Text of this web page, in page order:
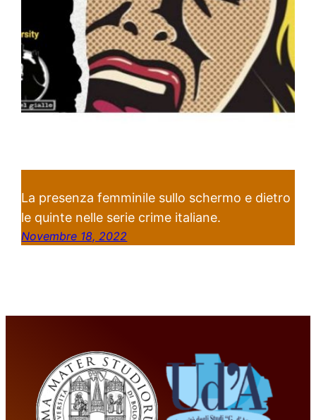
La presenza femminile sullo schermo e dietro
le quinte nelle serie crime italiane.
Novembre 18, 2022